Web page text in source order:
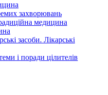
захворювань
медицина
засоби. Лікарські
і поради цілителів